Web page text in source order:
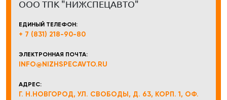
ООО ТПК "НИЖСПЕЦАВТО"
ЕДИНЫЙ ТЕЛЕФОН:
+ 7 (831) 218-90-80
ЭЛЕКТРОННАЯ ПОЧТА:
INFO@NIZHSPECAVTO.RU
АДРЕС:
Г. Н.НОВГОРОД, УЛ. СВОБОДЫ, Д. 63, КОРП. 1, ОФ.